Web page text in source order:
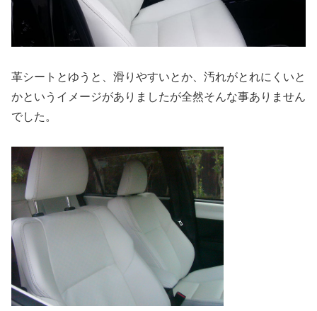
革シートとゆうと、滑りやすいとか、汚れがとれにくいと
かというイメージがありましたが全然そんな事ありません
でした。